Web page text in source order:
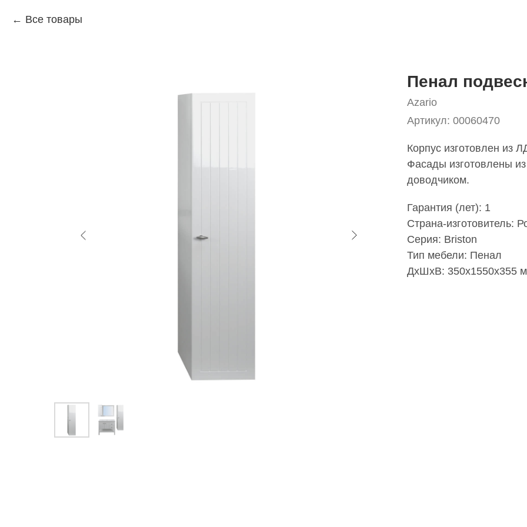
Все товары
Пенал
Azario
Артикул: 00060470
Корпус изготовлен из
Фасады изготовлены
доводчиком.
Гарантия (лет): 1
Страна-изготовитель:
Серия: Briston
Тип мебели: Пенал
ДxШxВ: 350x1550x355